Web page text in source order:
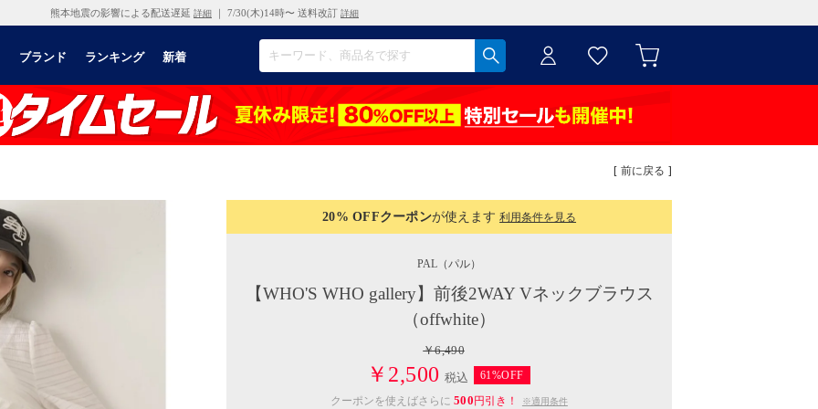
熊本地震の影響による配送遅延 詳細 ｜ 7/30(木)14時〜 送料改訂 詳細
ブランド ランキング 新着
[ 前に戻る ]
20% OFFクーポンが使えます 利用条件を見る
PAL （パル）
【WHO'S WHO gallery】前後2WAY Vネックブラウス
（offwhite）
￥6,490
￥2,500 税込
61%OFF
クーポンを使えばさらに500円引き！ ※適用条件